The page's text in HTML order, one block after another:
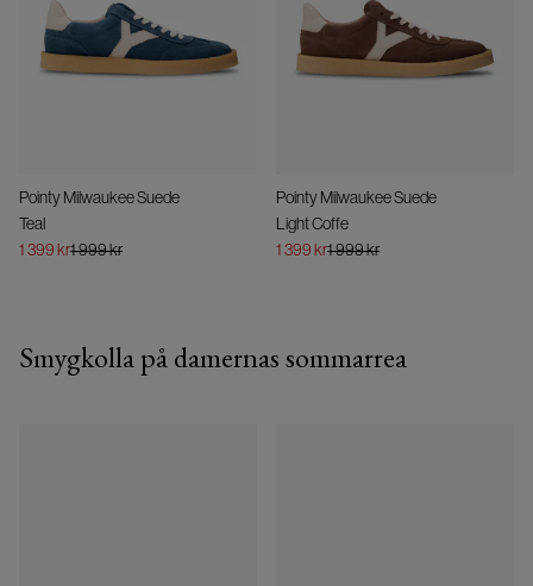
Pointy Milwaukee Suede
Teal
1 399 kr1 999 kr
Pointy Milwaukee Suede
Light Coffe
1 399 kr1 999 kr
Smygkolla på damernas sommarrea